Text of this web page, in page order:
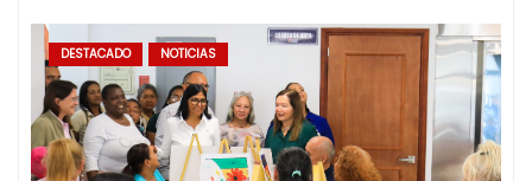
DESTACADO NOTICIAS